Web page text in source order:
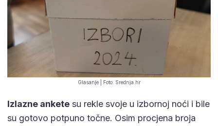
Glasanje | Foto: Srednja.hr
Izlazne ankete su rekle svoje u izbornoj noći i bile
su gotovo potpuno točne. Osim procjena broja